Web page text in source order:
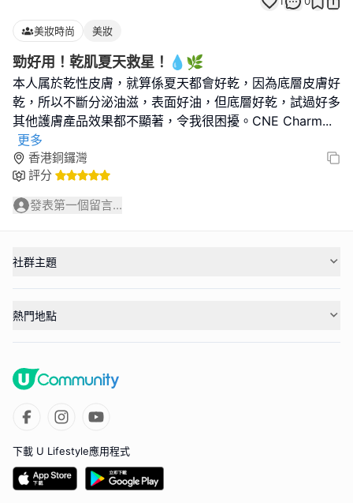
美妝時尚 美妝
勁好用！乾肌夏天救星！💧🌿
本人属於乾性皮膚，就算係夏天都會好乾，因為底層皮膚好
乾，所以不斷分泌油滋，表面好油，但底層好乾，試過好多
其他護膚產品效果都不顯著，令我很困擾。CNE Charm...
更多
香港銅鑼灣
評分
發表第一個留言...
社群主題
熱門地點
下載 U Lifestyle應用程式